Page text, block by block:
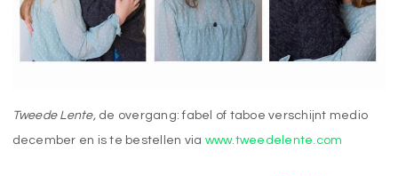
Tweede Lente,de overgang: fabel of taboe verschijnt medio
december en is te bestellen via www.tweedelente.com